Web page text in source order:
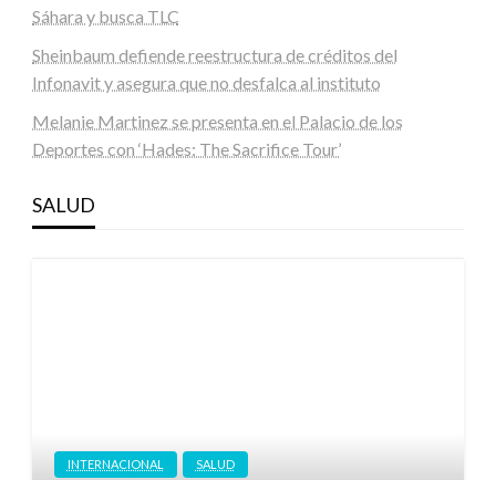
Sáhara y busca TLC
Sheinbaum defiende reestructura de créditos del
Infonavit y asegura que no desfalca al instituto
Melanie Martinez se presenta en el Palacio de los
Deportes con ‘Hades: The Sacrifice Tour’
SALUD
INTERNACIONAL SALUD